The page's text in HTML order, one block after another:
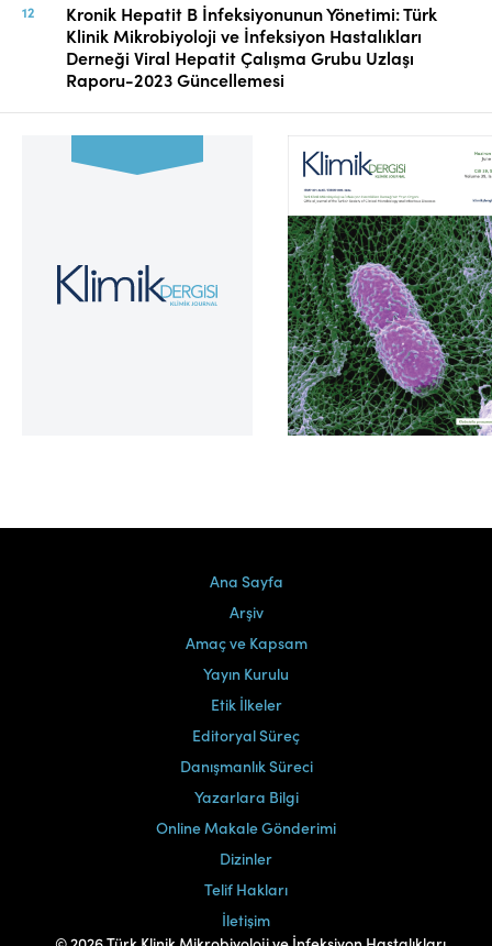
Kronik Hepatit B İnfeksiyonunun Yönetimi: Türk
Klinik Mikrobiyoloji ve İnfeksiyon Hastalıkları
Derneği Viral Hepatit Çalışma Grubu Uzlaşı
Raporu-2023 Güncellemesi
Cilt 39, Sayı 2
Ana Sayfa
Arşiv
Amaç ve Kapsam
Yayın Kurulu
Etik İlkeler
Editoryal Süreç
Danışmanlık Süreci
Yazarlara Bilgi
Online Makale Gönderimi
Dizinler
Telif Hakları
İletişim